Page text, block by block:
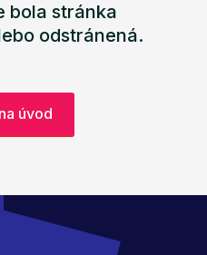
bola stránka
odstránená.
úvod